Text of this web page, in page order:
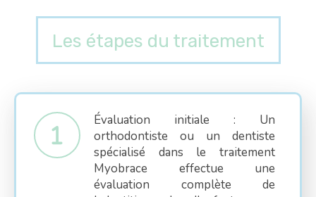
Les étapes du traitement
Évaluation initiale : Un
orthodontiste ou un dentiste
spécialisé dans le traitement
Myobrace effectue une
évaluation complète de